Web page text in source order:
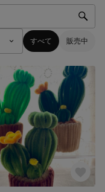
すべて 販売中